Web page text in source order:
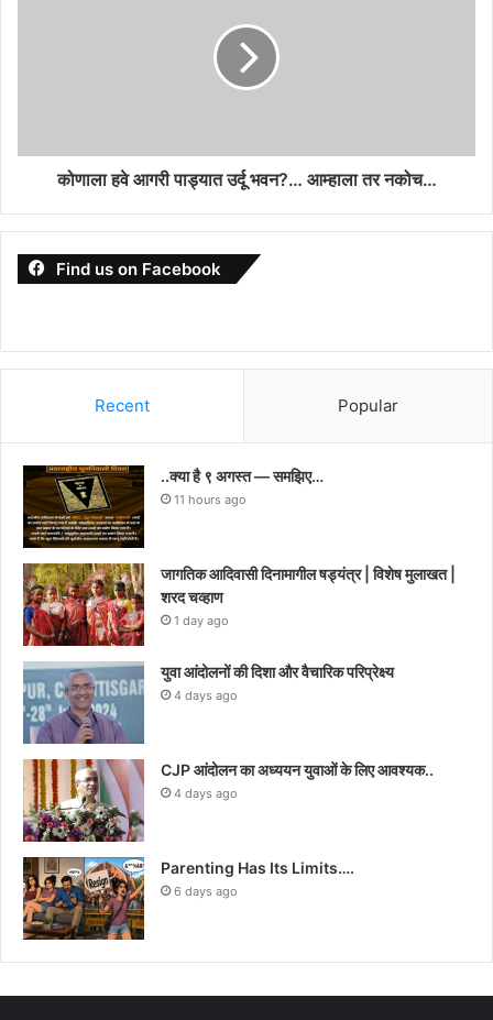
कोणाला हवे आगरी पाड्यात उर्दू भवन?… आम्हाला तर नकोच…
Find us on Facebook
Recent Popular
..क्या है ९ अगस्त — समझिए…
11 hours ago
जागतिक आदिवासी दिनामागील षड्यंत्र | विशेष मुलाखत |
शरद चव्हाण
1 day ago
युवा आंदोलनों की दिशा और वैचारिक परिप्रेक्ष्य
4 days ago
CJP आंदोलन का अध्ययन युवाओं के लिए आवश्यक..
4 days ago
Parenting Has Its Limits….
6 days ago